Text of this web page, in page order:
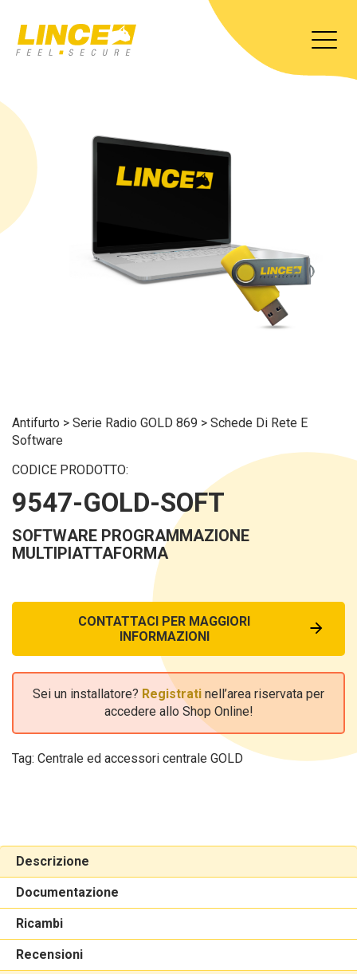
Antifurto > Serie Radio GOLD 869 > Schede Di Rete E
Software
CODICE PRODOTTO:
9547-GOLD-SOFT
SOFTWARE PROGRAMMAZIONE
MULTIPIATTAFORMA
CONTATTACI PER MAGGIORI
INFORMAZIONI
Sei un installatore? Registrati nell’area riservata per
accedere allo Shop Online!
Tag: Centrale ed accessori centrale GOLD
Descrizione
Documentazione
Ricambi
Recensioni